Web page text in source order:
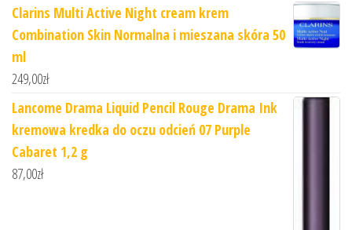
Clarins Multi Active Night cream krem
Combination Skin Normalna i mieszana skóra 50
ml
249,00zł
Lancome Drama Liquid Pencil Rouge Drama Ink
kremowa kredka do oczu odcień 07 Purple
Cabaret 1,2 g
87,00zł